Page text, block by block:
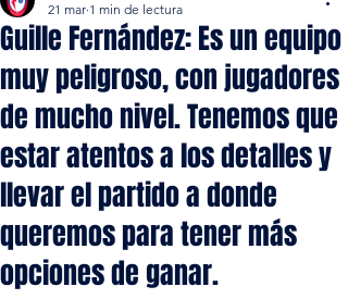
Guille Fernández: Es un equipo
muy peligroso, con jugadores
de mucho nivel. Tenemos que
estar atentos a los detalles y
llevar el partido a donde
queremos para tener más
opciones de ganar.
21 mar 1 min de lectura